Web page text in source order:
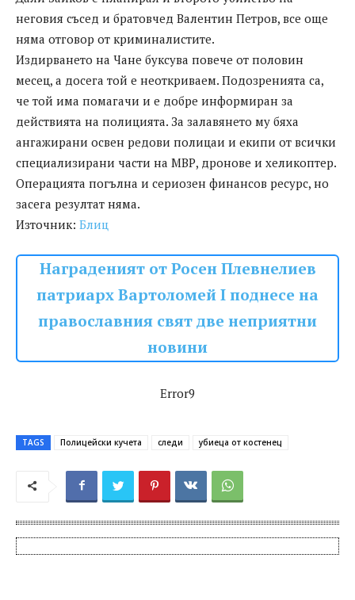
неговия съсед и братовчед Валентин Петров, все още
няма отговор от криминалистите.
Издирването на Чане буксува повече от половин
месец, а досега той е неоткриваем. Подозренията са,
че той има помагачи и е добре информиран за
действията на полицията. За залавянето му бяха
ангажирани освен редови полицаи и екипи от всички
специализирани части на МВР, дронове и хеликоптер.
Операцията погълна и сериозен финансов ресурс, но
засега резултат няма.
Източник: Блиц
Награденият от Росен Плевнелиев
патриарх Вартоломей I поднесе на
православния свят две неприятни
новини
Error9
TAGS Полицейски кучета следи убиеца от костенец